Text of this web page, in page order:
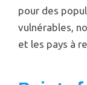
pour des
vulnérables,
et les pays à